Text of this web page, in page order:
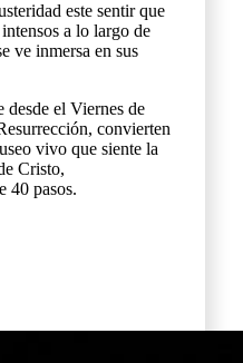
este sentir que
a lo largo de
ve inmersa en sus
desde el Viernes de
convierten
vivo que siente la
Cristo,
40 pasos.